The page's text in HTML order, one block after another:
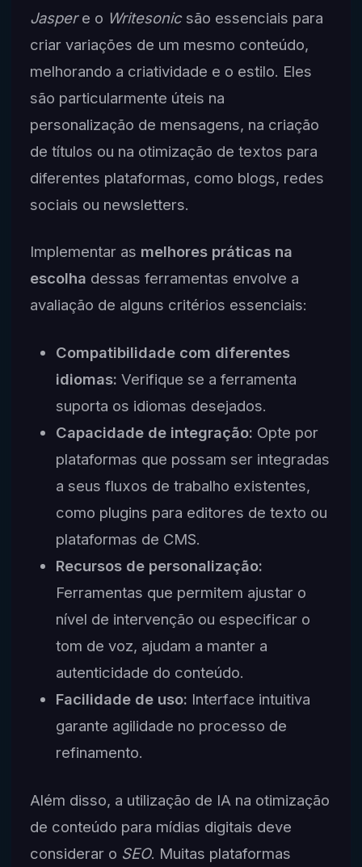
Jaspere o Writesonicsão essenciais para
criar variações de um mesmo conteúdo,
melhorando a criatividade e o estilo. Eles
são particularmente úteis na
personalização de mensagens, na criação
de títulos ou na otimização de textos para
diferentes plataformas, como blogs, redes
sociais ou newsletters.
Implementar as melhores práticas na
escolha dessas ferramentas envolve a
avaliação de alguns critérios essenciais:
Compatibilidade com diferentes
idiomas: Verifique se a ferramenta
suporta os idiomas desejados.
Capacidade de integração: Opte por
plataformas que possam ser integradas
a seus fluxos de trabalho existentes,
como plugins para editores de texto ou
plataformas de CMS.
Recursos de personalização:
Ferramentas que permitem ajustar o
nível de intervenção ou especificar o
tom de voz, ajudam a manter a
autenticidade do conteúdo.
Facilidade de uso: Interface intuitiva
garante agilidade no processo de
refinamento.
Além disso, a utilização de IA na otimização
de conteúdo para mídias digitais deve
considerar o SEO. Muitas plataformas